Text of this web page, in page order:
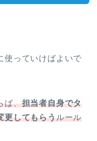
使っていけばよいで
ば、担当者自身でタ
更してもらうルール